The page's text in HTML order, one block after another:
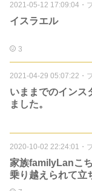
2021-05-12 17:09:04 ・
イスラエル
3
2021-04-29 05:07:22 ・
いままでのインス
ました。
2020-10-02 22:24:01 ・
家族familyLanこ
乗り越えられて立